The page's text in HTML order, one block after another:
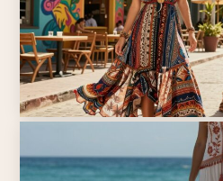
Boho-Mode im
Diese Outfits
Hitze
BOHO STYLE